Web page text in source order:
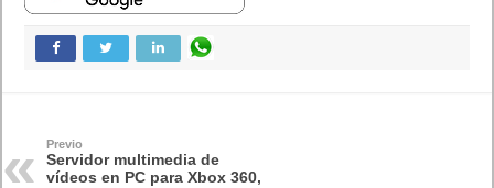
Previo
Servidor multimedia de
vídeos en PC para Xbox 360,